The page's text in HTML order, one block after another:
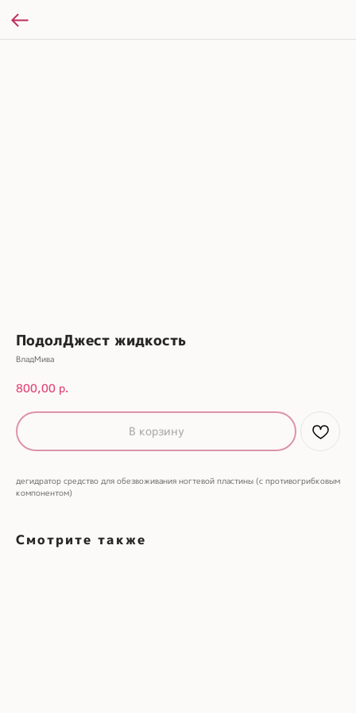
ПодолДжест жидкость
ВладМива
800,00 р.
В корзину
дегидратор средство для обезвоживания ногтевой пластины (с противогрибковым
компонентом)
Смотрите также